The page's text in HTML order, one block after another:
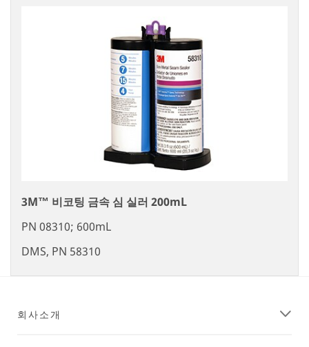
3M™ 비코팅 금속 심 실러 200mL
PN 08310; 600mL
DMS, PN 58310
회사소개